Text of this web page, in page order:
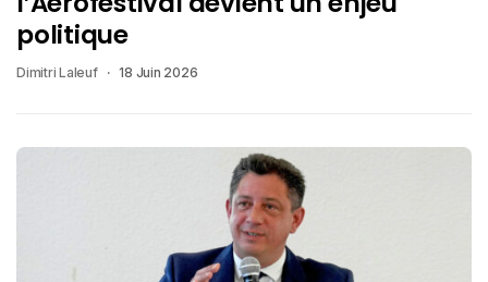
politique
Dimitri Laleuf 18 Juin 2026